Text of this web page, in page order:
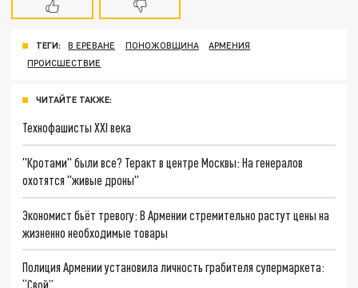
ТЕГИ: В ЕРЕВАНЕ ПОНОЖОВЩИНА
АРМЕНИЯ
ПРОИСШЕСТВИЕ
ЧИТАЙТЕ ТАКЖЕ:
Технофашисты XXI века
"Кротами" были все? Теракт в центре Москвы: На генералов
охотятся "живые дроны"
Экономист бьёт тревогу: В Армении стремительно растут цены на
жизненно необходимые товары
Полиция Армении установила личность грабителя супермаркета:
“Свой”